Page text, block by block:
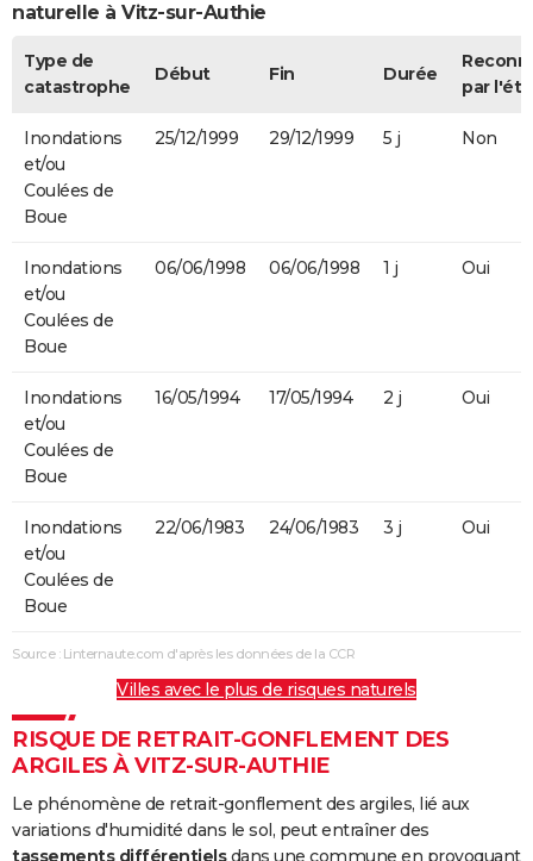
naturelle à Vitz-sur-Authie
Type de
catastrophe
Début Fin Durée
par
Inondations
et/ou
Coulées de
Boue
25/12/1999 29/12/1999 5 j Non
Inondations
et/ou
Coulées de
Boue
06/06/1998 06/06/1998 1 j Oui
Inondations
et/ou
Coulées de
Boue
16/05/1994 17/05/1994 2 j Oui
Inondations
et/ou
Coulées de
Boue
22/06/1983 24/06/1983 3 j Oui
Source : Linternaute.com d'après les données de la CCR
Villes avec le plus de risques naturels
RISQUE DE RETRAIT-GONFLEMENT DES
ARGILES À VITZ-SUR-AUTHIE
Le phénomène de retrait-gonflement des argiles, lié aux
variations d'humidité dans le sol, peut entraîner des
tassements différentielsdans une commune en provoquant